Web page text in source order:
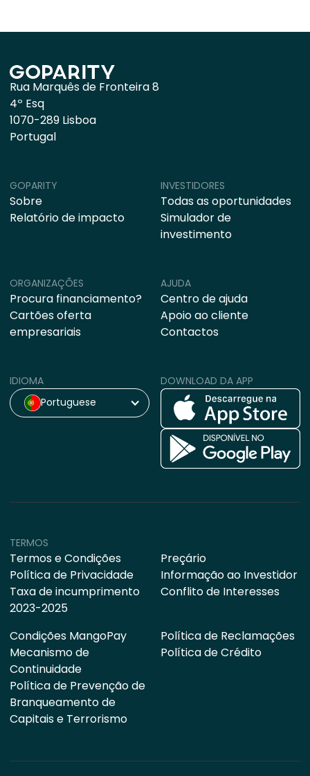
Rua Marquês de Fronteira 8
4º Esq
1070-289 Lisboa
Portugal
ORGANIZAÇÕES
Procura financiamento?
Cartões oferta
empresariais
AJUDA
Centro de ajuda
Apoio ao cliente
Contactos
GOPARITY
Sobre
Relatório de impacto
INVESTIDORES
Todas as oportunidades
Simulador de
investimento
IDIOMA
Portuguese
DOWNLOAD DA APP
TERMOS
Termos e Condições
Política de Privacidade
Taxa de incumprimento
2023-2025
Preçário
Informação ao Investidor
Conflito de Interesses
Condições MangoPay
Mecanismo de
Continuidade
Política de Prevenção de
Branqueamento de
Capitais e Terrorismo
Política de Reclamações
Política de Crédito